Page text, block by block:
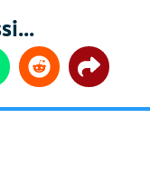
Reddit Share